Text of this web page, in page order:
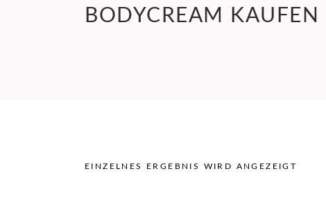
BODYCREAM KAUFEN
EINZELNES ERGEBNIS WIRD ANGEZEIGT